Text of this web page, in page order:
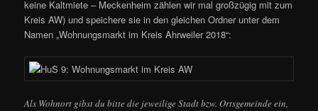
keine Kaltmiete – Meckenheim zählen wir mal großzügig mit zum
Kreis AW) und speichere sie in den gleichen Ordner unter dem
Namen „Wohnungsmarkt im Kreis Ahrweiler 2018“:
Als Wohnort gibst du bitte die jeweilige Stadt bzw. Ortsgemeinde ein,